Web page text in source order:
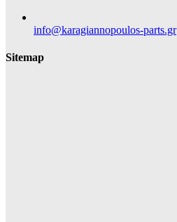
info@karagiannopoulos-parts.gr
Sitemap